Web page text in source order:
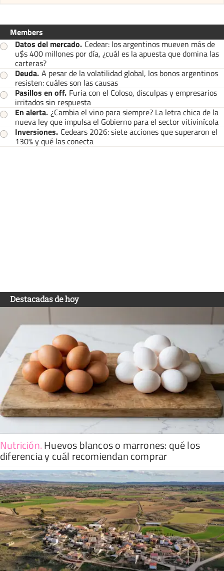
Members
Datos del mercado. Cedear: los argentinos mueven más de
u$s 400 millones por día, ¿cuál es la apuesta que domina las
carteras?
Deuda. A pesar de la volatilidad global, los bonos argentinos
resisten: cuáles son las causas
Pasillos en off. Furia con el Coloso, disculpas y empresarios
irritados sin respuesta
En alerta. ¿Cambia el vino para siempre? La letra chica de la
nueva ley que impulsa el Gobierno para el sector vitivinícola
Inversiones. Cedears 2026: siete acciones que superaron el
130% y qué las conecta
Destacadas de hoy
Nutrición.Huevos blancos o marrones: qué los
diferencia y cuál recomiendan comprar